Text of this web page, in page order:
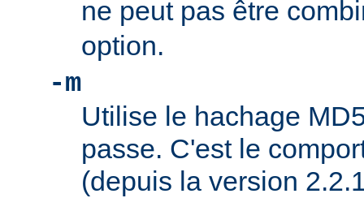
ne peut pas être
option.
-m
Utilise le hachage
passe. C'est le
(depuis la version